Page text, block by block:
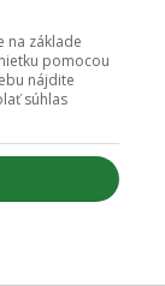
na základe
pomocou
nájdite
súhlas